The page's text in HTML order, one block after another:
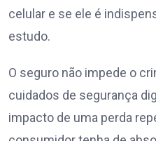
celular e se ele é
estudo.
O seguro não impede o
cuidados de segurança
impacto de uma perda